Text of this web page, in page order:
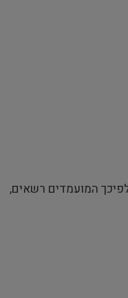
המועמדים רשאים,